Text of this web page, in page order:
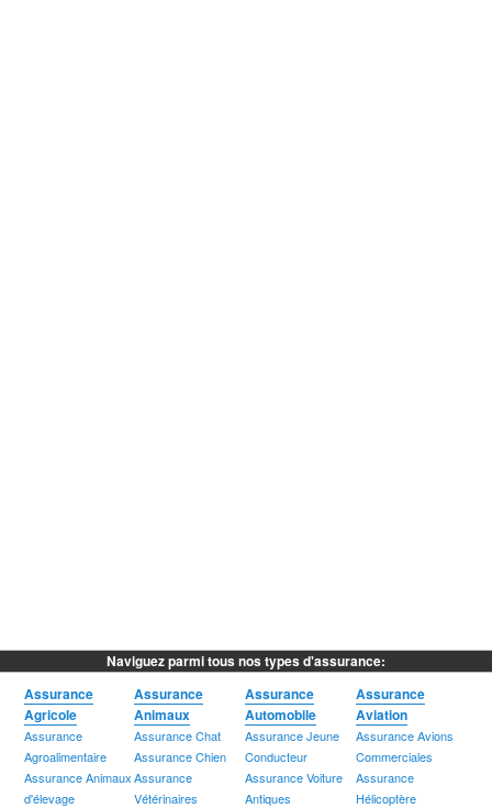
Naviguez parmi tous nos types d'assurance:
Assurance
Agricole
Assurance
Agroalimentaire
Assurance Animaux
d'élevage
Assurance
Animaux
Assurance Chat
Assurance Chien
Assurance
Vétérinaires
Assurance
Automobile
Assurance Jeune
Conducteur
Assurance Voiture
Antiques
Assurance
Aviation
Assurance Avions
Commerciales
Assurance
Hélicoptère